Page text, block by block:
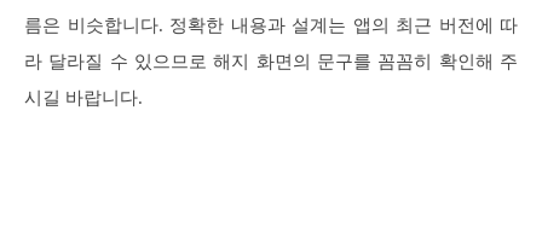
름은 비슷합니다. 정확한 내용과 설계는 앱의 최근 버전에 따
라 달라질 수 있으므로 해지 화면의 문구를 꼼꼼히 확인해 주
시길 바랍니다.